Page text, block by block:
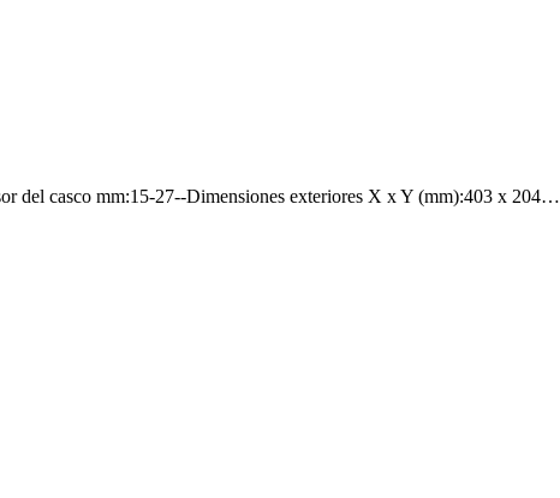
del casco mm:15-27--Dimensiones exteriores X x Y (mm):403 x 204…